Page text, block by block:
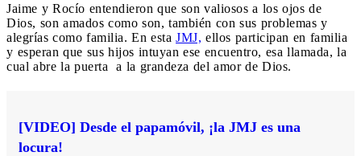
Jaime y Rocío entendieron que son valiosos a los ojos de
Dios, son amados como son, también con sus problemas y
alegrías como familia. En esta JMJ, ellos participan en familia
y esperan que sus hijos intuyan ese encuentro, esa llamada, la
cual abre la puerta a la grandeza del amor de Dios.
[VIDEO] Desde el papamóvil, ¡la JMJ es una
locura!